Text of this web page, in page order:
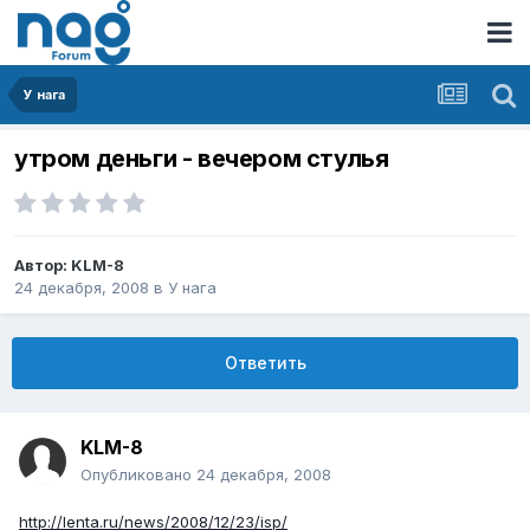
У нага
утром деньги - вечером стулья
Автор: KLM-8
24 декабря, 2008 в У нага
Ответить
KLM-8
Опубликовано 24 декабря, 2008
http://lenta.ru/news/2008/12/23/isp/